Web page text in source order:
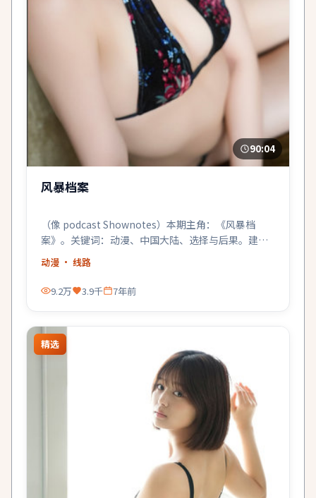
90:04
风暴档案
（像 podcast Shownotes）本期主角：《风暴档
案》。关键词：动漫、中国大陆、选择与后果。建议
关灯戴耳机。
动漫 · 线路
9.2万 3.9千 7年前
精选